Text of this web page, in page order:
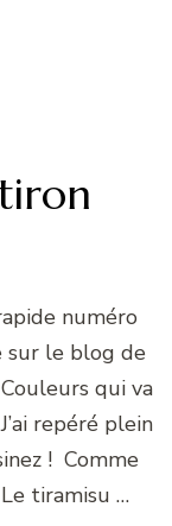
numéro
sur le blog de
qui va
repéré plein
! Comme
tiramisu …